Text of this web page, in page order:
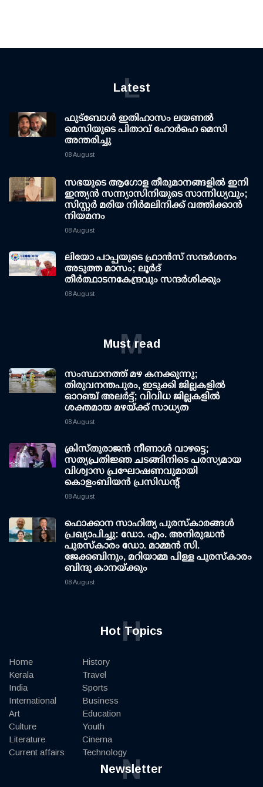
Latest
L
ഫുട്ബോൾ ഇതിഹാസം ലയണൽ
മെസിയുടെ പിതാവ് ഹോർഹെ മെസി
അന്തരിച്ചു
08 August
സഭയുടെ ആഗോള തീരുമാനങ്ങളിൽ ഇനി
ഇന്ത്യൻ സന്ന്യാസിനിയുടെ സാന്നിധ്യവും;
സിസ്റ്റർ മരിയ നിർമലിനിക്ക് വത്തിക്കാൻ
നിയമനം
08 August
ലിയോ പാപ്പയുടെ ഫ്രാൻസ് സന്ദർശനം
അടുത്ത മാസം; ലൂർദ്
തീർത്ഥാടനകേന്ദ്രവും സന്ദർശിക്കും
08 August
Must read
M
സംസ്ഥാനത്ത് മഴ കനക്കുന്നു;
തിരുവനന്തപുരം, ഇടുക്കി ജില്ലകളിൽ
ഓറഞ്ച് അലർട്ട്; വിവിധ ജില്ലകളിൽ
ശക്തമായ മഴയ്ക്ക് സാധ്യത
08 August
ക്രിസ്തുരാജൻ നീണാൾ വാഴട്ടെ;
സത്യപ്രതിജ്ഞ ചടങ്ങിനിടെ പരസ്യമായ
വിശ്വാസ പ്രഘോഷണവുമായി
കൊളംബിയൻ പ്രസിഡന്റ്
08 August
ഫൊക്കാന സാഹിത്യ പുരസ്‌കാരങ്ങള്‍
പ്രഖ്യാപിച്ചു: ഡോ. എം. അനിരുദ്ധന്‍
പുരസ്‌കാരം ഡോ. മാമ്മന്‍ സി.
ജേക്കബിനും, മറിയാമ്മ പിള്ള പുരസ്‌കാരം
ബിന്ദു കാനയ്ക്കും
08 August
Hot Topics
H
Home
Kerala
India
International
Art
Culture
Literature
Current affairs
History
Travel
Sports
Business
Education
Youth
Cinema
Technology
Newsletter
N